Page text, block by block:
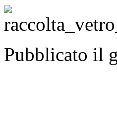
Pubblicato il